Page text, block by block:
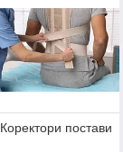
Коректори постави